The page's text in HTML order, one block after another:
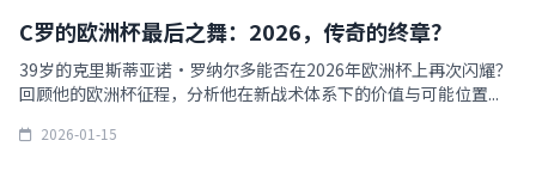
C罗的欧洲杯最后之舞：2026，传奇的终章？
39岁的克里斯蒂亚诺·罗纳尔多能否在2026年欧洲杯上再次闪耀？
回顾他的欧洲杯征程，分析他在新战术体系下的价值与可能位置...
2026-01-15